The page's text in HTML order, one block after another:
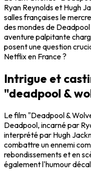
Ryan Reynolds et Hugh
salles françaises le
des mondes de
aventure palpitante
posent une question
Netflix en France ?
Intrigue et
"deadpool &
Le film "Deadpool &
Deadpool, incarné par
interprété par Hugh
combattre un ennemi
rebondissements et en
également l'humour